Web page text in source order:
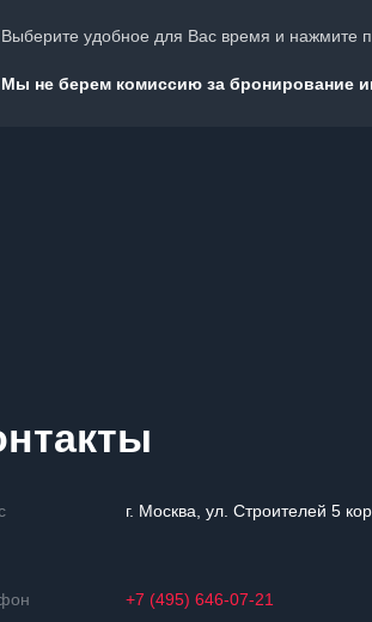
Выберите удобное для Вас время и нажмите
Мы не берем комиссию за бронирование
г. Москва, ул. Строителей 5
+7 (495) 646-07-21